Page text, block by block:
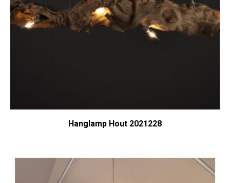
Hanglamp Hout 2021228